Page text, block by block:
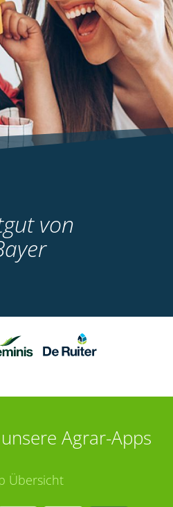
von
Agrar-Apps
Übersicht